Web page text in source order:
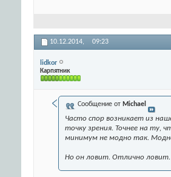
10.12.2014, 09:23
lidkor
Карпятник
Сообщение от Michael
Часто спор возникает из
точку зрения. Точнее на ту,
минимум не модно так.
Но он ловит. Отлично